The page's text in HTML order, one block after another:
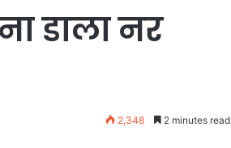
डाला नर
2,348 2 minutes read